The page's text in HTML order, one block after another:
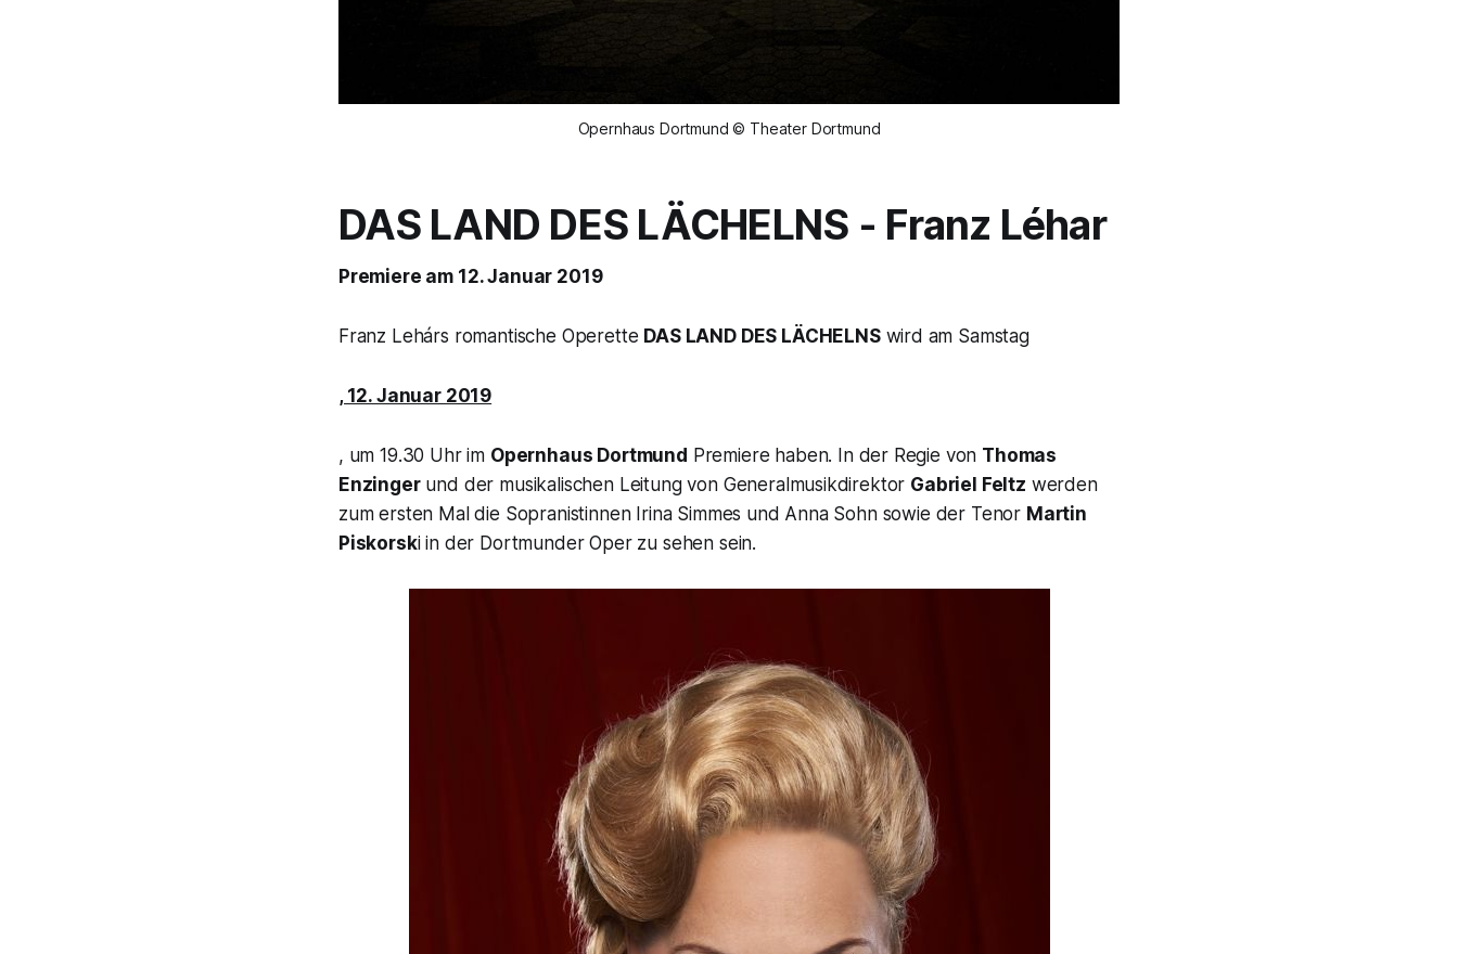
Opernhaus Dortmund © Theater Dortmund
DAS LAND DES LÄCHELNS - Franz Léhar
Premiere am 12. Januar 2019
Franz Lehárs romantische Operette DAS LAND DES LÄCHELNSwird am Samstag
, 12. Januar 2019
, um 19.30 Uhr im Opernhaus Dortmund Premiere haben. In der Regie von Thomas
Enzingerund der musikalischen Leitung von Generalmusikdirektor Gabriel Feltz werden
zum ersten Mal die Sopranistinnen Irina Simmes und Anna Sohn sowie der Tenor Martin
Piskorski in der Dortmunder Oper zu sehen sein.